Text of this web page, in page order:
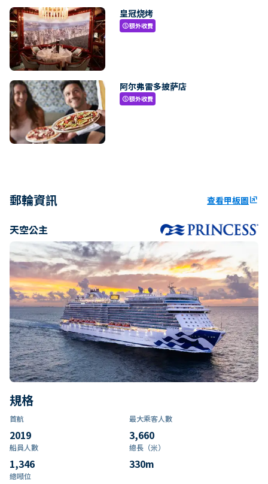
皇冠烧烤
paid額外收費
阿尔弗雷多披萨店
paid額外收費
郵輪資訊 查看甲板圖ungroup
天空公主
規格
首航
2019
最大乘客人數
3,660
船員人數
1,346
總長（米）
330m
總噸位